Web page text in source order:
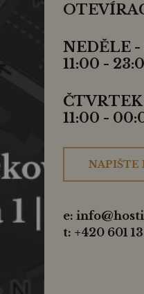
NEDĚLE -
11:00 -
11:00 -
NAPIŠTE
e:
t: +420 601